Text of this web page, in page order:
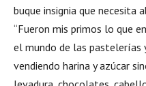
buque insignia que necesita
“Fueron mis primos lo que
el mundo de las pastelerías
vendiendo harina y azúcar